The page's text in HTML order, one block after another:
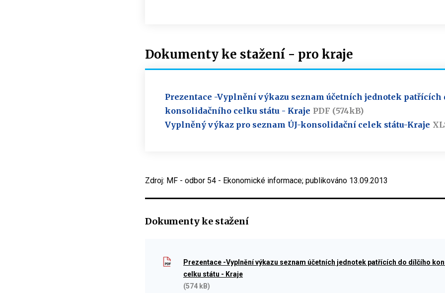
Dokumenty ke stažení - pro kraje
Prezentace -Vyplnění výkazu seznam účetních jednotek patřících
konsolidačního celku státu - Kraje PDF (574kB)
Vyplněný výkaz pro seznam ÚJ-konsolidační celek státu-Kraje
Zdroj: MF - odbor 54 - Ekonomické informace; publikováno 13.09.2013
Dokumenty ke stažení
Prezentace -Vyplnění výkazu seznam účetních jednotek patřících do dílčího
celku státu - Kraje
(574 kB)